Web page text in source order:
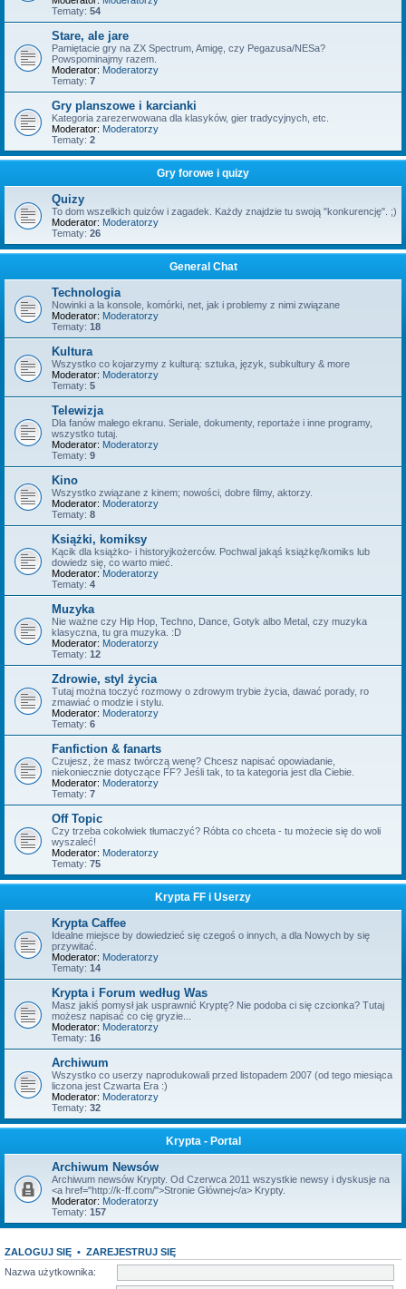
Tematy: 54
Stare, ale jare
Pamiętacie gry na ZX Spectrum, Amigę, czy Pegazusa/NESa?
Powspominajmy razem.
Moderator: Moderatorzy
Tematy: 7
Gry planszowe i karcianki
Kategoria zarezerwowana dla klasyków, gier tradycyjnych, etc.
Moderator: Moderatorzy
Tematy: 2
Gry forowe i quizy
Quizy
To dom wszelkich quizów i zagadek. Każdy znajdzie tu swoją "konkurencję". ;)
Moderator: Moderatorzy
Tematy: 26
General Chat
Technologia
Nowinki a la konsole, komórki, net, jak i problemy z nimi związane
Moderator: Moderatorzy
Tematy: 18
Kultura
Wszystko co kojarzymy z kulturą: sztuka, język, subkultury & more
Moderator: Moderatorzy
Tematy: 5
Telewizja
Dla fanów małego ekranu. Seriale, dokumenty, reportaże i inne programy,
wszystko tutaj.
Moderator: Moderatorzy
Tematy: 9
Kino
Wszystko związane z kinem; nowości, dobre filmy, aktorzy.
Moderator: Moderatorzy
Tematy: 8
Książki, komiksy
Kącik dla książko- i historyjkożerców. Pochwal jakąś książkę/komiks lub
dowiedz się, co warto mieć.
Moderator: Moderatorzy
Tematy: 4
Muzyka
Nie ważne czy Hip Hop, Techno, Dance, Gotyk albo Metal, czy muzyka
klasyczna, tu gra muzyka. :D
Moderator: Moderatorzy
Tematy: 12
Zdrowie, styl życia
Tutaj można toczyć rozmowy o zdrowym trybie życia, dawać porady, ro
zmawiać o modzie i stylu.
Moderator: Moderatorzy
Tematy: 6
Fanfiction & fanarts
Czujesz, że masz twórczą wenę? Chcesz napisać opowiadanie,
niekoniecznie dotyczące FF? Jeśli tak, to ta kategoria jest dla Ciebie.
Moderator: Moderatorzy
Tematy: 7
Off Topic
Czy trzeba cokolwiek tłumaczyć? Róbta co chceta - tu możecie się do woli
wyszaleć!
Moderator: Moderatorzy
Tematy: 75
Krypta FF i Userzy
Krypta Caffee
Idealne miejsce by dowiedzieć się czegoś o innych, a dla Nowych by się
przywitać.
Moderator: Moderatorzy
Tematy: 14
Krypta i Forum według Was
Masz jakiś pomysł jak usprawnić Kryptę? Nie podoba ci się czcionka? Tutaj
możesz napisać co cię gryzie...
Moderator: Moderatorzy
Tematy: 16
Archiwum
Wszystko co userzy naprodukowali przed listopadem 2007 (od tego miesiąca
liczona jest Czwarta Era :)
Moderator: Moderatorzy
Tematy: 32
Krypta - Portal
Archiwum Newsów
Archiwum newsów Krypty. Od Czerwca 2011 wszystkie newsy i dyskusje na
<a href="http://k-ff.com/">Stronie Głównej</a> Krypty.
Moderator: Moderatorzy
Tematy: 157
ZALOGUJ SIĘ • ZAREJESTRUJ SIĘ
Nazwa użytkownika: